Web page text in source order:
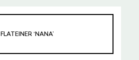
FLATEINER ‘NANA’